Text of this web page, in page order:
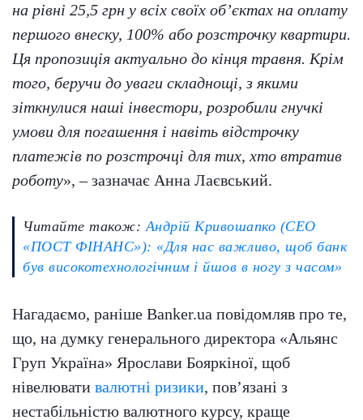
на рівні 25,5 грн у всіх своїх об’єктах на оплату
першого внеску, 100% або розстрочку квартири.
Ця пропозиція актуально до кінця травня. Крім
того, беручи до уваги складнощі, з якими
зіткнулися наші інвестори, розробили гнучкі
умови для погашення і навіть відстрочку
платежів по розстрочці для тих, хто втратив
роботу», – зазначає Анна Лаєвський.
Читайте також:Андрій Кривошапко (СЕО
«ПОСТ ФІНАНС»): «Для нас важливо, щоб банк
був високотехнологічним і йшов в ногу з часом»
Нагадаємо, раніше Banker.ua повідомляв про те,
що, на думку генерального директора «Альянс
Груп Україна» Ярослави Бояркіної, щоб
нівелювати валютні ризики, пов’язані з
нестабільністю валютного курсу, краще